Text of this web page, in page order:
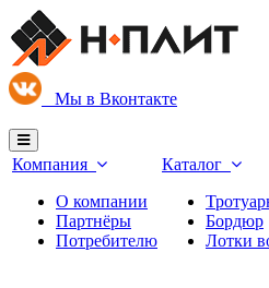
Мы в Вконтакте
Компания
О компании
Партнёры
Потребителю
Каталог
Бордюр
Лотки